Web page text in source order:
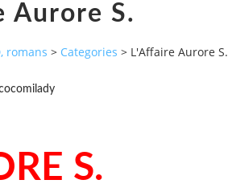
Aurore S.
romans > Categories > L'Affaire Aurore S.
S.